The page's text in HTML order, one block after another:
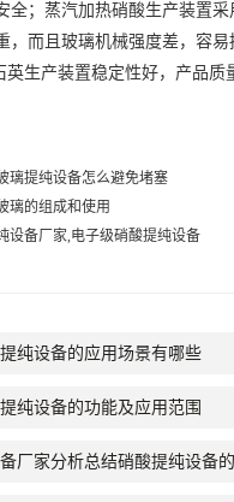
全；蒸汽加热硝酸生产装置
，而且玻璃机械强度差，容易
产装置稳定性好，产品质量
璃提纯设备怎么避免堵塞
璃的组成和使用
设备厂家,电子级硝酸提纯设备
纯设备的应用场景有哪些
纯设备的功能及应用范围
厂家分析总结硝酸提纯设备